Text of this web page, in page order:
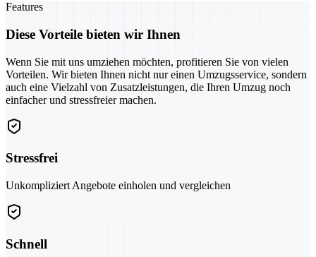
Features
Diese Vorteile bieten wir Ihnen
Wenn Sie mit uns umziehen möchten, profitieren Sie von vielen
Vorteilen. Wir bieten Ihnen nicht nur einen Umzugsservice, sondern
auch eine Vielzahl von Zusatzleistungen, die Ihren Umzug noch
einfacher und stressfreier machen.
Stressfrei
Unkompliziert Angebote einholen und vergleichen
Schnell